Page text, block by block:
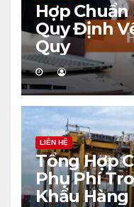
Hợp Chuẩn
Quy Định
Quy
LIÊN HỆ
Tổng Hợp
Phụ Phí
Khẩu Hàng